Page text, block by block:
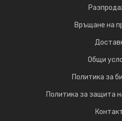
Връщане на
Общи
Политика за
Политика за защита